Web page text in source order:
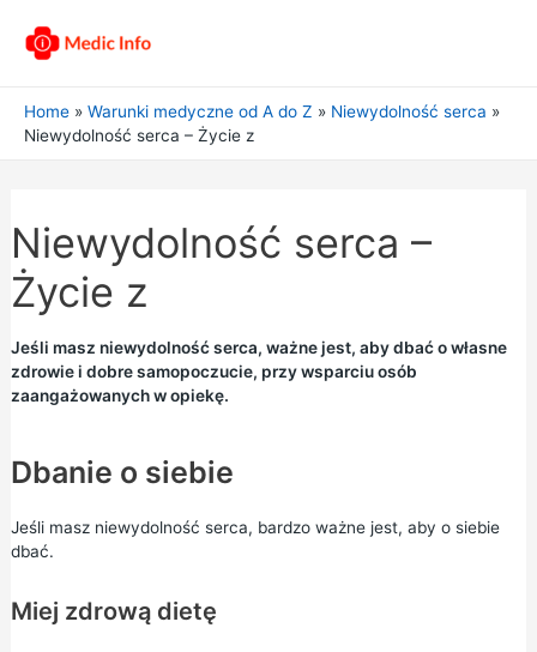
Home Warunki medyczne od A do Z
Niewydolność serca
Niewydolność serca – Życie z
Niewydolność serca –
Życie z
Jeśli masz niewydolność serca, ważne jest, aby dbać o własne
zdrowie i dobre samopoczucie, przy wsparciu osób
zaangażowanych w opiekę.
Dbanie o siebie
Jeśli masz niewydolność serca, bardzo ważne jest, aby o siebie
dbać.
Miej zdrową dietę